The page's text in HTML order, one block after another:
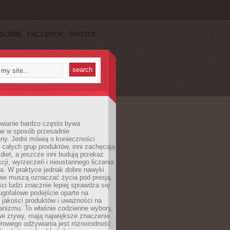
FACEBOOK TWITTER
bardzo często bywa
w sposób przesadnie
Jedni mówią o konieczności
grup produktów, inni zachęcają
a jeszcze inni budują przekaz
wyrzeczeń i nieustannego liczenia
W praktyce jednak dobre nawyki
muszą oznaczać życia pod presją.
ludzi znacznie lepiej sprawdza się
podejście oparte na
jakości produktów i uważności na
To właśnie codzienne wybory,
zrywy, mają największe znaczenie.
odżywiania jest różnorodność.